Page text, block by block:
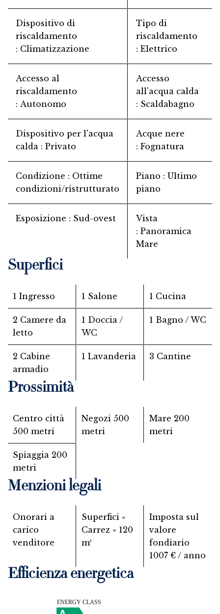
Dispositivo di
riscaldamento
Climatizzazione
Tipo di
riscaldamento
Elettrico
Accesso al
riscaldamento
Autonomo
Accesso
all'acqua calda
Scaldabagno
Dispositivo per l'acqua
calda
Privato
Acque nere
Fognatura
Condizione
Ottime
condizioni/ristrutturato
Piano
Ultimo
piano
Esposizione Sud-ovest
Vista
Panoramica
Mare
Superfici
1 Ingresso 1 Salone 1 Cucina
2 Camere da
letto
1 Doccia /
WC
1 Bagno / WC
2 Cabine
armadio
1 Lavanderia 3 Cantine
Prossimità
Centro città
500 metri
Negozi 500
metri
Mare 200
metri
Spiaggia 200
metri
Menzioni legali
Onorari a
carico
venditore
Superfici «
Carrez » 120
m²
Imposta sul
valore
fondiario
1007 € / anno
Efficienza energetica